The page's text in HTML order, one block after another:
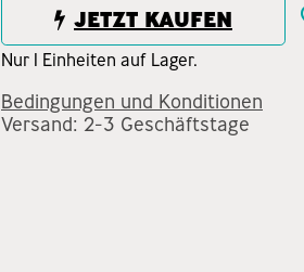
JETZT KAUFEN
Nur 1 Einheiten auf Lager.
Bedingungen und Konditionen
Versand: 2-3 Geschäftstage